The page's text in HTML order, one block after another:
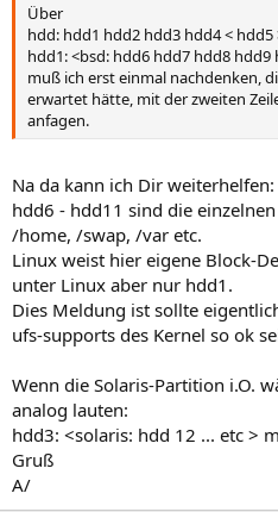
Über
hdd: hdd1 hdd2 hdd3 hdd4 < hdd5
hdd1: <bsd: hdd6 hdd7 hdd8 hdd9
muß ich erst einmal nachdenken,
erwartet hätte, mit der zweiten
anfagen.
Na da kann ich Dir weiterhelfen:
hdd6 - hdd11 sind die
/home, /swap, /var etc.
Linux weist hier eigene Block-
unter Linux aber nur hdd1.
Dies Meldung ist sollte
ufs-supports des Kernel so ok
Wenn die Solaris-Partition i.O.
analog lauten:
hdd3: <solaris: hdd 12 ... etc >
Gruß
A/